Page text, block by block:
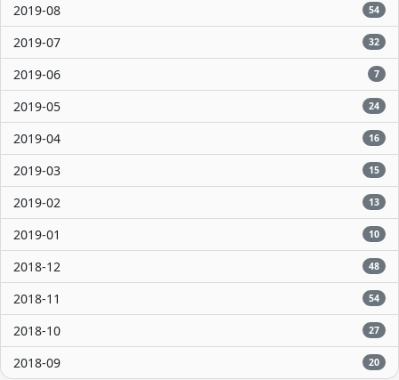
2019-08 54
2019-07 32
2019-06 7
2019-05 24
2019-04 16
2019-03 15
2019-02 13
2019-01 10
2018-12 48
2018-11 54
2018-10 27
2018-09 20